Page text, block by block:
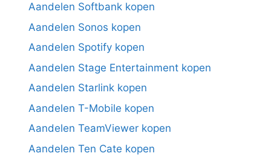
Aandelen Softbank kopen
Aandelen Sonos kopen
Aandelen Spotify kopen
Aandelen Stage Entertainment kopen
Aandelen Starlink kopen
Aandelen T-Mobile kopen
Aandelen TeamViewer kopen
Aandelen Ten Cate kopen